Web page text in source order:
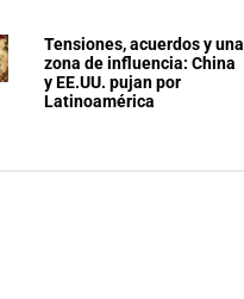
Tensiones, acuerdos y una
zona de influencia: China
y EE.UU. pujan por
Latinoamérica